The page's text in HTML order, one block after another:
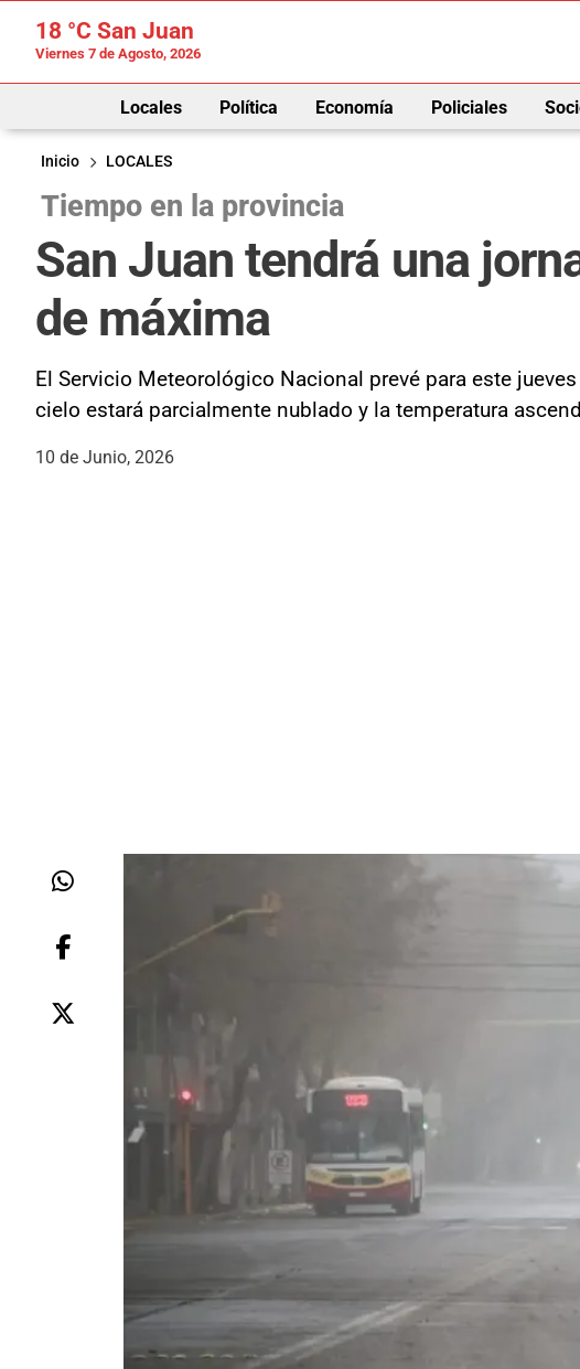
18 °C San Juan
Viernes 7 de Agosto, 2026
Locales Política Economía Policiales
Inicio
LOCALES
Tiempo en la provincia
San Juan tendrá una
de máxima
El Servicio Meteorológico Nacional prevé para este
cielo estará parcialmente nublado y la temperatura
10 de Junio, 2026